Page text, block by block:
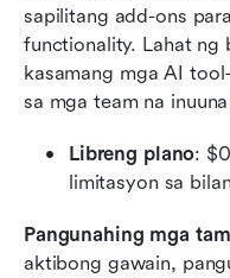
sapilitang add-ons
functionality. Lahat ng
kasamang mga AI
sa mga team na
Libreng plano:
limitasyon sa
Pangunahing mga
aktibong gawain,